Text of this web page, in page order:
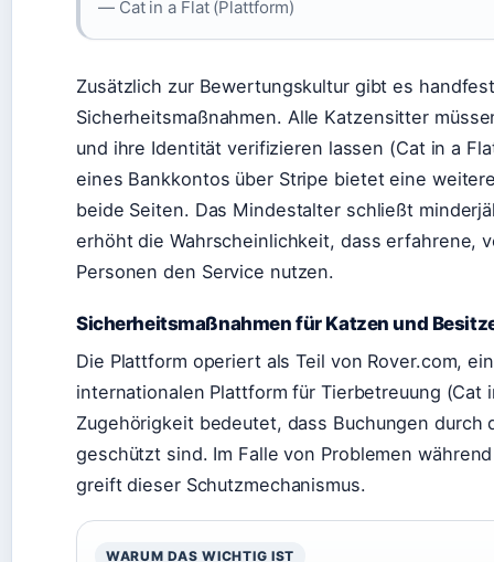
— Cat in a Flat (Plattform)
Zusätzlich zur Bewertungskultur gibt es
Sicherheitsmaßnahmen. Alle Katzensitter
und ihre Identität verifizieren lassen (Cat in a
eines Bankkontos über Stripe bietet eine
beide Seiten. Das Mindestalter schließt
erhöht die Wahrscheinlichkeit, dass erfahrene,
Personen den Service nutzen.
Sicherheitsmaßnahmen für Katzen und
Die Plattform operiert als Teil von Rover.com,
internationalen Plattform für Tierbetreuung (Cat
Zugehörigkeit bedeutet, dass Buchungen durch
geschützt sind. Im Falle von Problemen
greift dieser Schutzmechanismus.
WARUM DAS WICHTIG IST